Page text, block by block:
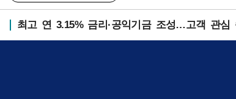
최고 연 3.15% 금리·공익기금 조성…고객 관심